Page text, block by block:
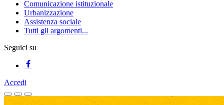
Comunicazione istituzionale
Urbanizzazione
Assistenza sociale
Tutti gli argomenti...
Seguici su
Accedi
Homepage